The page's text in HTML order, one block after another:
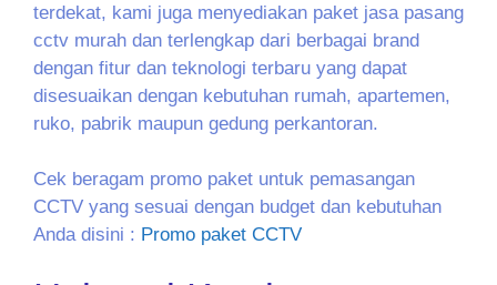
terdekat, kami juga menyediakan paket jasa pasang
cctv murah dan terlengkap dari berbagai brand
dengan fitur dan teknologi terbaru yang dapat
disesuaikan dengan kebutuhan rumah, apartemen,
ruko, pabrik maupun gedung perkantoran.
Cek beragam promo paket untuk pemasangan
CCTV yang sesuai dengan budget dan kebutuhan
Anda disini : Promo paket CCTV